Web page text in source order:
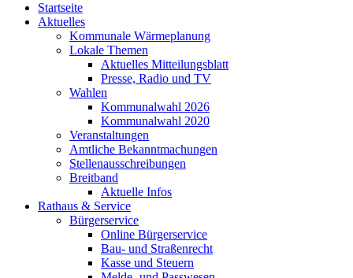
Startseite
Aktuelles
Kommunale Wärmeplanung
Lokale Themen
Aktuelles Mitteilungsblatt
Presse, Radio und TV
Wahlen
Kommunalwahl 2026
Kommunalwahl 2020
Veranstaltungen
Amtliche Bekanntmachungen
Stellenausschreibungen
Breitband
Aktuelle Infos
Rathaus & Service
Bürgerservice
Online Bürgerservice
Bau- und Straßenrecht
Kasse und Steuern